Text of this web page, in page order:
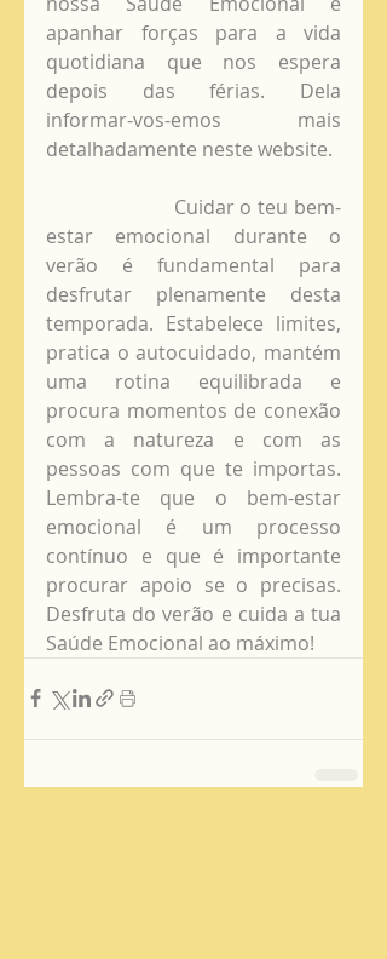
apanhar forças para a vida
quotidiana que nos espera
depois das férias. Dela
informar-vos-emos mais
detalhadamente neste website.
estar emocional durante o
verão é fundamental para
desfrutar plenamente desta
temporada. Estabelece limites,
pratica o autocuidado, mantém
uma rotina equilibrada e
procura momentos de conexão
com a natureza e com as
pessoas com que te importas.
Lembra-te que o bem-estar
emocional é um processo
contínuo e que é importante
procurar apoio se o precisas.
Desfruta do verão e cuida a tua
Saúde Emocional ao máximo!